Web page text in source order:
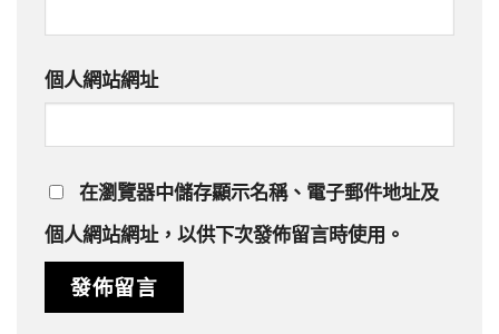
個人網站網址
在瀏覽器中儲存顯示名稱、電子郵件地址及
個人網站網址，以供下次發佈留言時使用。